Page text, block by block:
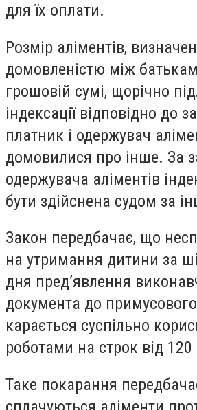
для їх оплати.
Розмір аліментів,
домовленістю між
грошовій сумі, щорічно
індексації відповідно до
платник і одержувач
домовилися про інше. За
одержувача аліментів
бути здійснена судом за
Закон передбачає, що
на утримання дитини за
дня пред’явлення
документа до
карається суспільно
роботами на строк від
Таке покарання